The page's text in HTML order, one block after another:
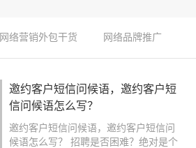
网络营销外包干货 网络品牌推广
邀约客户短信问候语，邀约客户短
信问候语怎么写？
邀约客户短信问候语，邀约客户短信问
候语怎么写？ 招聘是否困难？绝对是个